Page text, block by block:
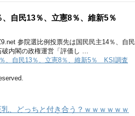
、自民13％、立憲8％、維新5％
参院選比例投票先は国民民主14％、自民
破内閣の政権運営「評価し …
、自民13％、立憲8％、維新5％ KSI調査
、どっちと付き合う？ｗｗｗｗｗｗ